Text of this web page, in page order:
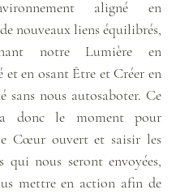
aligné en
nouveaux liens équilibrés,
notre Lumière en
en osant Être et Créer en
sans nous autosaboter. Ce
donc le moment pour
Cœur ouvert et saisir les
qui nous seront envoyées,
mettre en action afin de